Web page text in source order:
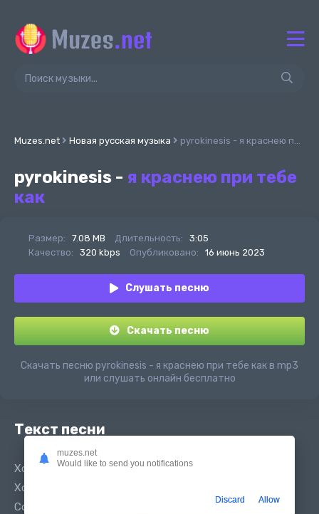
Muzes.net Новая русская музыка pyrokinesis - я краснею при тебе как
pyrokinesis - я краснею при тебе
как
Размер: 7.08 MB Длительность:
3:05
Качество:
320 kbps Опубликовано: 16 июнь 2023
Слушать песню
Скачать песню
Скачать песню pyrokinesis - я краснею при тебе как в mp3
или слушать онлайн бесплатно
Текст песни
Хоть и тыщу лет как отпустило
Хоть две тыщи лет уже не слушаю Земфиру
Солнце, так же я краснею при тебе, как гром-задира
muzes.net
Would like to send you notifications
Discard Allow